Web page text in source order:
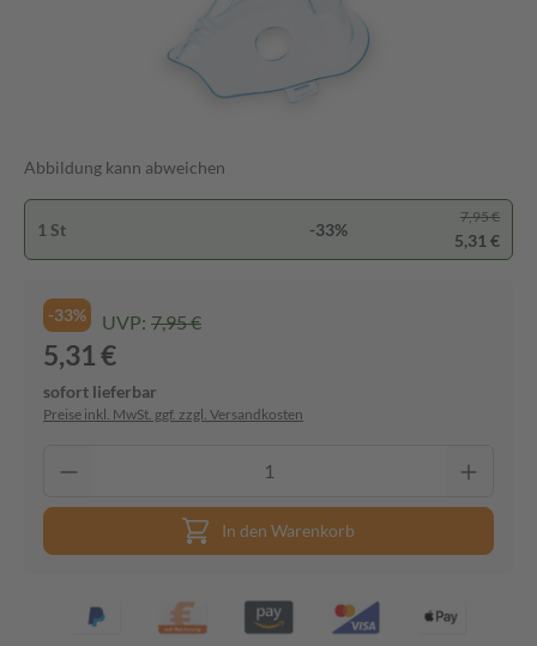
Abbildung kann abweichen
1 St -33%
7,95 €
5,31 €
-33% UVP: 7,95 €
5,31 €
sofort lieferbar
Preise inkl. MwSt. ggf. zzgl. Versandkosten
In den Warenkorb